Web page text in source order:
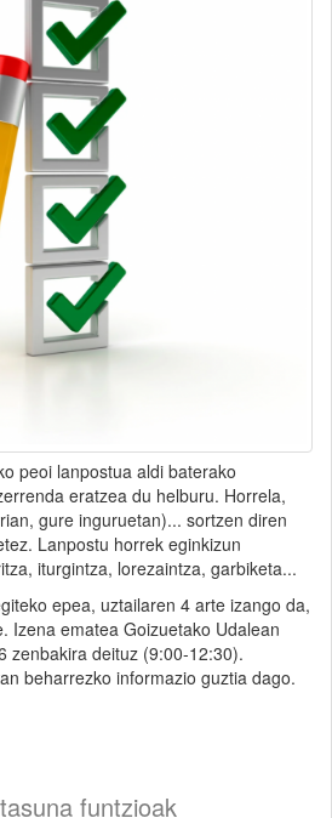
peoi lanpostua aldi baterako
eratzea du helburu. Horrela,
gure inguruetan)... sortzen diren
Lanpostu horrek eginkizun
iturgintza, lorezaintza, garbiketa...
epea, uztailaren 4 arte izango da,
Izena ematea Goizuetako Udalean
zenbakira deituz (9:00-12:30).
beharrezko informazio guztia dago.
funtzioak